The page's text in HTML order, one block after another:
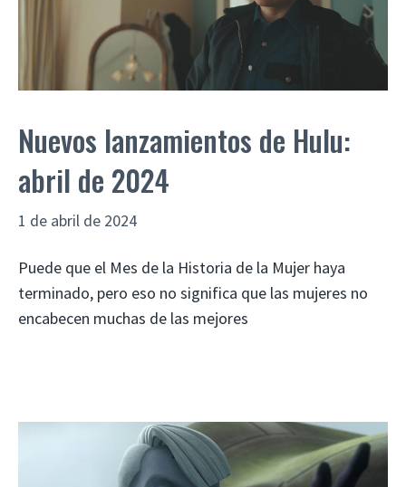
Nuevos lanzamientos de Hulu:
abril de 2024
1 de abril de 2024
Puede que el Mes de la Historia de la Mujer haya
terminado, pero eso no significa que las mujeres no
encabecen muchas de las mejores